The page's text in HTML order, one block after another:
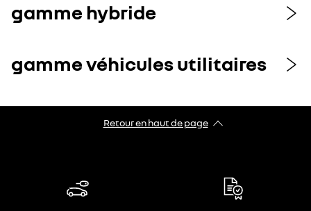
gamme hybride
gamme véhicules utilitaires
Retour en haut de page